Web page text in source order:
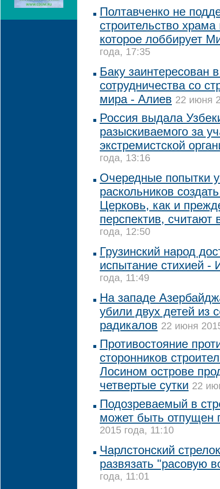
Полтавченко не
строительство
которое лоббирует
года, 17:35
Баку заинтересован
сотрудничества со
мира - Алиев 22 июня
Россия выдала
разыскиваемого за
экстремистской
года, 13:16
Очередные попытки
раскольников
Церковь, как и
перспектив,
года, 12:50
Грузинский народ
испытание стихией -
года, 11:49
На западе
убили двух детей из
радикалов 22 июня
Противостояние
сторонников
Лосином острове
четвертые сутки 22
Подозреваемый в
может быть отпущен
2015 года, 11:10
Чарлстонский
развязать "расовую
года, 11:01